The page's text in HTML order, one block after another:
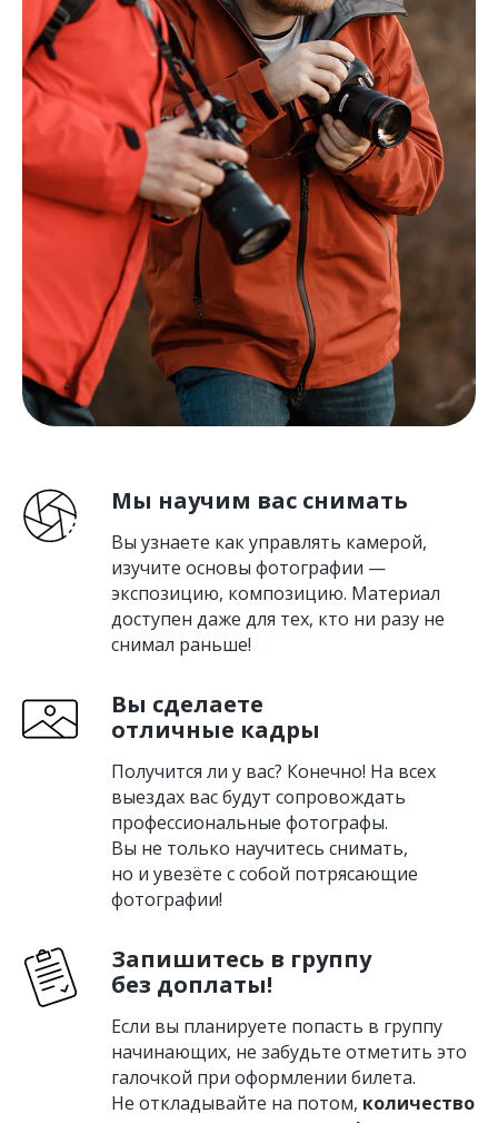
Мы научим вас снимать
Вы узнаете как управлять камерой,
изучите основы фотографии —
экспозицию, композицию. Материал
доступен даже для тех, кто ни разу не
снимал раньше!
Вы сделаете
отличные кадры
Получится ли у вас? Конечно! На всех
выездах вас будут сопровождать
профессиональные фотографы.
Вы не только научитесь снимать,
но и увезёте с собой потрясающие
фотографии!
Запишитесь в группу
без доплаты!
Если вы планируете попасть в группу
начинающих, не забудьте отметить это
галочкой при оформлении билета.
Не откладывайте на потом, количество